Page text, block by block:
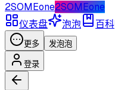
2SOMEone2SOMEone
仪表盘
泡泡 百科
更多 发泡泡
登录